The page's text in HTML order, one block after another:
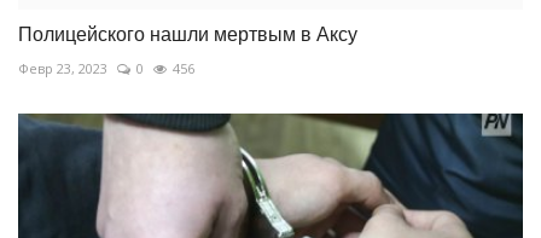
Полицейского нашли мертвым в Аксу
Февр 23, 2023 0 456